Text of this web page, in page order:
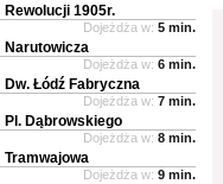
Rewolucji 1905r.
Dojeżdża w: 5 min.
Narutowicza
Dojeżdża w: 6 min.
Dw. Łódź Fabryczna
Dojeżdża w: 7 min.
Pl. Dąbrowskiego
Dojeżdża w: 8 min.
Tramwajowa
Dojeżdża w: 9 min.